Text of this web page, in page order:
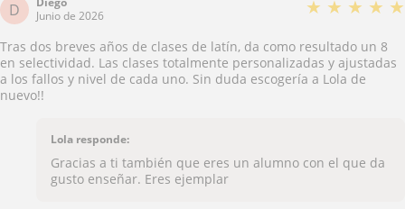
D
Junio de 2026
★ ★ ★ ★ ★
Tras dos breves años de clases de latín, da como resultado un 8
en selectividad. Las clases totalmente personalizadas y ajustadas
a los fallos y nivel de cada uno. Sin duda escogería a Lola de
nuevo!!
Lola responde:
Gracias a ti también que eres un alumno con el que da
gusto enseñar. Eres ejemplar